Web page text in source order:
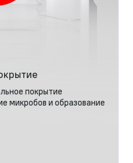
покрытие
микробов и образование